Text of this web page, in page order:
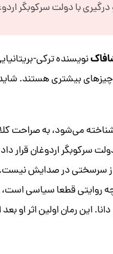
با دولت سرکوبگر
نویسنده ترکی-
بیشتری هستند. شاید
می‌شود، به صراحت
سرکوبگر اردوغان قرار
سرسختی در صدایش
روایتی قطعا سیاسی